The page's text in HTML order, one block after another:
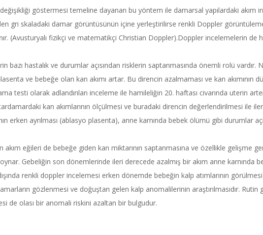
göstermesi temeline dayanan bu yöntem ile damarsal yapılardaki akım
gri skaladaki damar görüntüsünün içine yerleştirilirse renkli Doppler
(Avusturyalı fizikçi ve matematikçi Christian Doppler).Doppler incelemelerin de
bazı hastalık ve durumlar açısından risklerin saptanmasında önemli rolü
ve bebeğe olan kan akımı artar. Bu direncin azalmaması ve kan akımının
testi olarak adlandırılan inceleme ile hamileliğin 20. haftası civarında uterin
kan akımlarının ölçülmesi ve buradaki direncin değerlendirilmesi ile
erken ayrılması (ablasyo plasenta), anne karnında bebek ölümü gibi durumlar
eğileri de bebeğe giden kan miktarının saptanmasına ve özellikle gelişme
Gebeliğin son dönemlerinde ileri derecede azalmış bir akım anne
renkli doppler incelemesi erken dönemde bebeğin kalp atımlarının
gözlenmesi ve doğuştan gelen kalp anomalilerinin araştırılmasıdır.
de olası bir anomali riskini azaltan bir bulgudur.